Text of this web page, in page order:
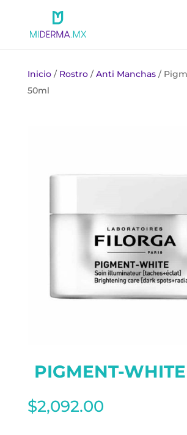
Inicio/ Rostro/Anti Manchas/
50ml
PIGMENT-
$2,092.00